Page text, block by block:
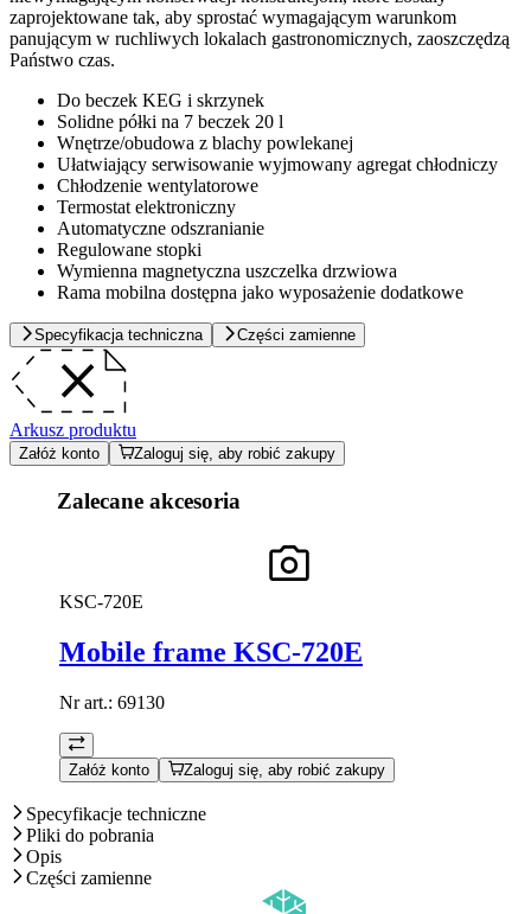
zaprojektowane tak, aby sprostać wymagającym warunkom
panującym w ruchliwych lokalach gastronomicznych, zaoszczędzą
Państwo czas.
Do beczek KEG i skrzynek
Solidne półki na 7 beczek 20 l
Wnętrze/obudowa z blachy powlekanej
Ułatwiający serwisowanie wyjmowany agregat chłodniczy
Chłodzenie wentylatorowe
Termostat elektroniczny
Automatyczne odszranianie
Regulowane stopki
Wymienna magnetyczna uszczelka drzwiowa
Rama mobilna dostępna jako wyposażenie dodatkowe
Specyfikacja techniczna Części zamienne
Arkusz produktu
Załóż konto Zaloguj się, aby robić zakupy
Zalecane akcesoria
KSC-720E
Mobile frame KSC-720E
Nr art.: 69130
Załóż konto Zaloguj się, aby robić zakupy
Specyfikacje techniczne
Pliki do pobrania
Opis
Części zamienne